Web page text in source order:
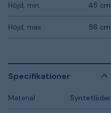
Höjd, min. 45 cm
Höjd, max. 56 cm
Specifikationer
Material Syntetläder